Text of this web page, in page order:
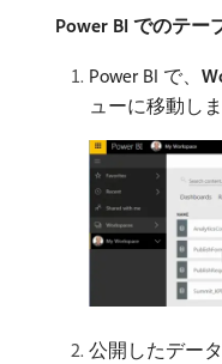
Power BI でのテー
Power BI で、
ューに移動しま
公開したデー